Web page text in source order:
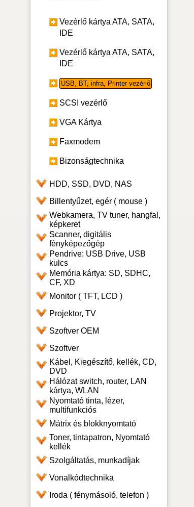
Vezérlő kártya ATA, SATA,
IDE
Vezérlő kártya ATA, SATA,
IDE
USB, BT, infra, Printer vezérlő
SCSI vezérlő
VGA Kártya
Faxmodem
Bizonságtechnika
HDD, SSD, DVD, NAS
Billentyűzet, egér ( mouse )
Webkamera, TV tuner, hangfal,
képkeret
Scanner, digitális
fényképezőgép
Pendrive: USB Drive, USB
kulcs
Memória kártya: SD, SDHC,
CF, XD
Monitor ( TFT, LCD )
Projektor, TV
Szoftver OEM
Szoftver
Kábel, Kiegészítő, kellék, CD,
DVD
Hálózat switch, router, LAN
kártya, WLAN
Nyomtató tinta, lézer,
multifunkciós
Mátrix és blokknyomtató
Toner, tintapatron, Nyomtató
kellék
Szolgáltatás, munkadíjak
Vonalkódtechnika
Iroda ( fénymásoló, telefon )